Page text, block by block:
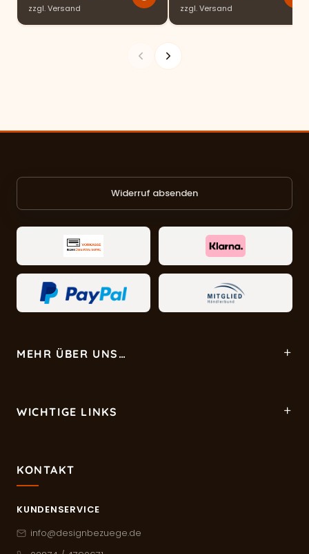
zzgl.Versand
zzgl.Versand
Widerruf absenden
MEHR ÜBER UNS…
WICHTIGE LINKS
KONTAKT
KUNDENSERVICE
info@designbezuege.de